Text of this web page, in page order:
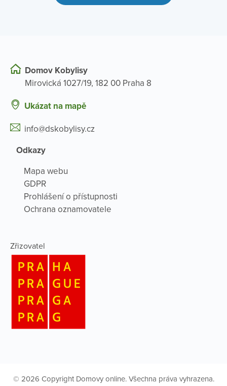
Domov Kobylisy
Mirovická 1027/19, 182 00 Praha 8
Ukázat na mapě
info@dskobylisy.cz
Odkazy
Mapa webu
GDPR
Prohlášení o přístupnosti
Ochrana oznamovatele
Zřizovatel
© 2026 Copyright Domovy online. Všechna práva vyhrazena.